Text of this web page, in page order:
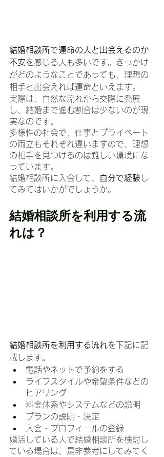
結婚相談所で運命の人と出会えるのか
不安を感じる人も多いです。きっかけ
がどのようなことであっても、理想の
相手と出会えれば運命といえます。
実際は、自然な流れから交際に発展
し、結婚まで進む割合は少ないのが現
実なのです。
多様性の社会で、仕事とプライベート
の両立もそれぞれ違いますので、理想
の相手を見つけるのは難しい環境にな
っています。
結婚相談所に入会して、
自分で経験 し
てみてはいかがでしょうか。
結婚相談所を利用する流
れは？
結婚相談所を利用する流れ を下記に記
載します。
電話やネットで予約をする
ライフスタイルや希望条件などの
ヒアリング
料金体系やシステムなどの説明
プランの説明・決定
入会・プロフィールの登録
婚活している人で結婚相談所を検討し
ている場合は、是非参考にしてみてく